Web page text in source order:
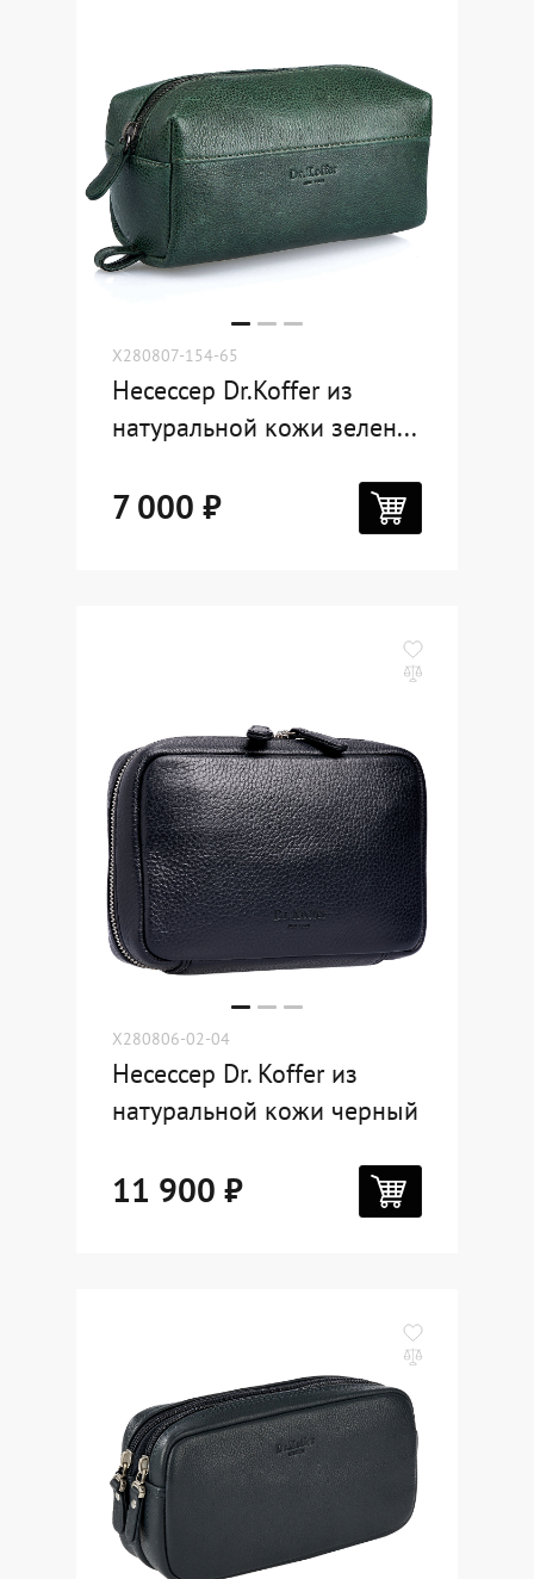
X280807-154-65
Несессер Dr.Koffer из
натуральной кожи зелен...
7 000 ₽
X280806-02-04
Несессер Dr. Koffer из
натуральной кожи черный
11 900 ₽